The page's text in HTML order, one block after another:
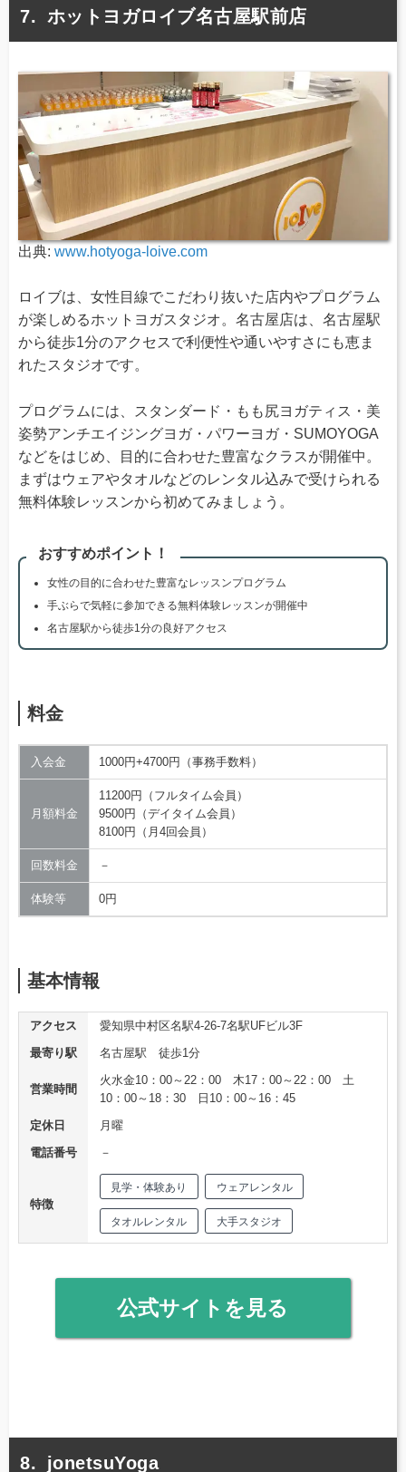
ホットヨガロイブ名古屋駅前店
出典: www.hotyoga-loive.com
ロイブは、女性目線でこだわり抜いた店内やプログラム
が楽しめるホットヨガスタジオ。名古屋店は、名古屋駅
から徒歩1分のアクセスで利便性や通いやすさにも恵ま
れたスタジオです。
プログラムには、スタンダード・もも尻ヨガティス・美
姿勢アンチエイジングヨガ・パワーヨガ・SUMOYOGA
などをはじめ、目的に合わせた豊富なクラスが開催中。
まずはウェアやタオルなどのレンタル込みで受けられる
無料体験レッスンから初めてみましょう。
おすすめポイント！
女性の目的に合わせた豊富なレッスンプログラム
手ぶらで気軽に参加できる無料体験レッスンが開催中
名古屋駅から徒歩1分の良好アクセス
料金
入会金 1000円+4700円（事務手数料）
月額料金
11200円（フルタイム会員）
9500円（デイタイム会員）
8100円（月4回会員）
回数料金 －
体験等 0円
基本情報
アクセス
愛知県中村区名駅4-26-7名駅UFビル3F
最寄り駅
名古屋駅 徒歩1分
営業時間
火水金10：00～22：00 木17：00～22：00 土
10：00～18：30 日10：00～16：45
定休日
月曜
電話番号
－
特徴
見学・体験あり ウェアレンタル
タオルレンタル 大手スタジオ
公式サイトを見る
jonetsuYoga